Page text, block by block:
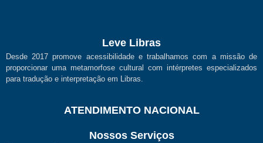
Leve Libras
Desde 2017 promove acessibilidade e trabalhamos com a missão de
proporcionar uma metamorfose cultural com intérpretes especializados
para tradução e interpretação em Libras.
ATENDIMENTO NACIONAL
Nossos Serviços